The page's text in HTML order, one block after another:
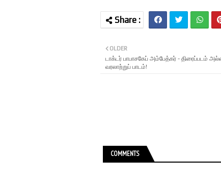
OLDER
டாக்டர் பாபாசகேப் அம்பேத்கர் - திரைப்படம்
வரலாற்றுப் பாடம்!
COMMENTS